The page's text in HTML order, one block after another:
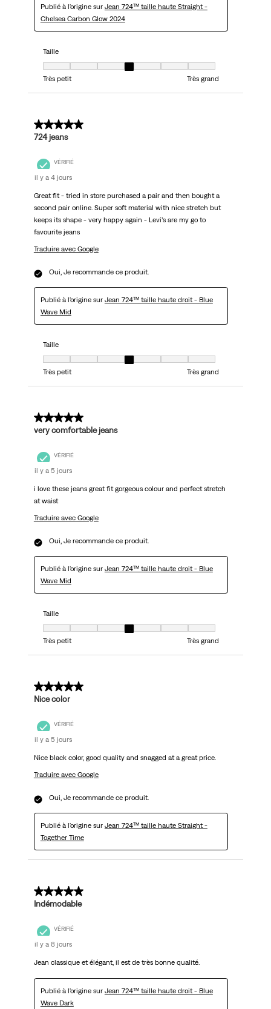
Publié à l'origine sur Jean 724™ taille haute Straight -
Chelsea Carbon Glow 2024
Taille
Taille, 4 sur 7, où 1 est égal à Très petit et 7 est égal à Très grand
Très petit
Très grand
5 sur 5 étoiles.
724 jeans
VÉRIFIÉ
il y a 4 jours
Great fit - tried in store purchased a pair and then bought a
second pair online. Super soft material with nice stretch but
keeps its shape - very happy again - Levi’s are my go to
favourite jeans
Traduire avec Google
Oui, Je recommande ce produit.
Publié à l'origine sur Jean 724™ taille haute droit - Blue
Wave Mid
Taille
Taille, 4 sur 7, où 1 est égal à Très petit et 7 est égal à Très grand
Très petit
Très grand
5 sur 5 étoiles.
very comfortable jeans
VÉRIFIÉ
il y a 5 jours
i love these jeans great fit gorgeous colour and perfect stretch
at waist
Traduire avec Google
Oui, Je recommande ce produit.
Publié à l'origine sur Jean 724™ taille haute droit - Blue
Wave Mid
Taille
Taille, 4 sur 7, où 1 est égal à Très petit et 7 est égal à Très grand
Très petit
Très grand
5 sur 5 étoiles.
Nice color
VÉRIFIÉ
il y a 5 jours
Nice black color, good quality and snagged at a great price.
Traduire avec Google
Oui, Je recommande ce produit.
Publié à l'origine sur Jean 724™ taille haute Straight -
Together Time
5 sur 5 étoiles.
Indémodable
VÉRIFIÉ
il y a 8 jours
Jean classique et élégant, il est de très bonne qualité.
Publié à l'origine sur Jean 724™ taille haute droit - Blue
Wave Dark